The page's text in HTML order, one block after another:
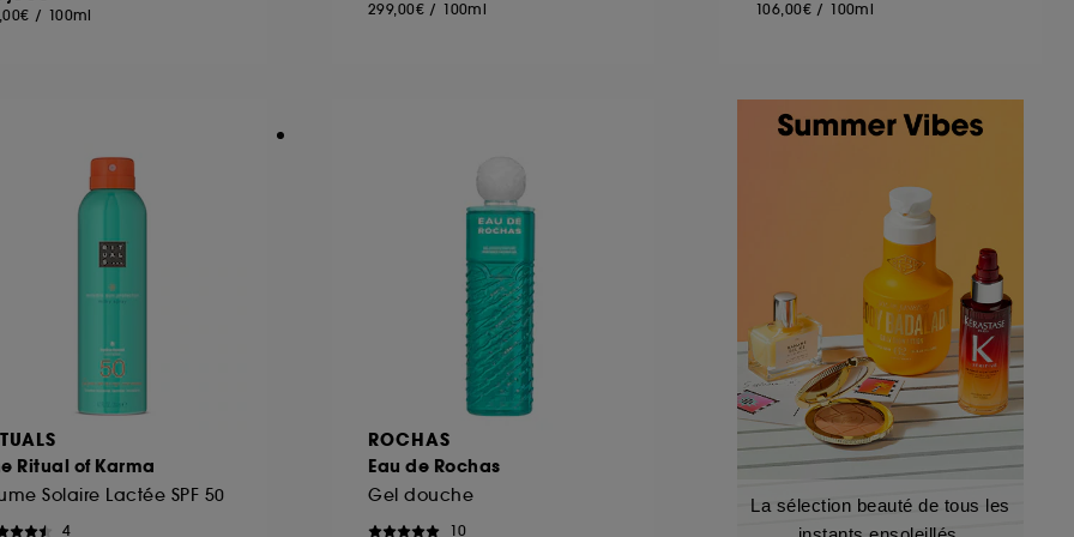
/ 100ml 299,00€ / 100ml 106,00€ / 100ml
Ritual of Karma
Solaire Lactée SPF 50
4
ROCHAS
Eau de Rochas
Gel douche
10
La sélection beauté de tous les